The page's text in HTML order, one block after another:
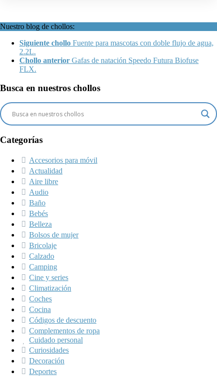
Nuestro blog de chollos:
Siguiente chollo Fuente para mascotas con doble flujo de agua,
2.2L.
Chollo anterior Gafas de natación Speedo Futura Biofuse
FLX.
Busca en nuestros chollos
Categorías
Accesorios para móvil
Actualidad
Aire libre
Audio
Baño
Bebés
Belleza
Bolsos de mujer
Bricolaje
Calzado
Camping
Cine y series
Climatización
Coches
Cocina
Códigos de descuento
Complementos de ropa
Cuidado personal
Curiosidades
Decoración
Deportes